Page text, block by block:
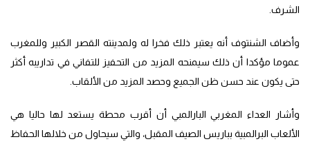
الشرف.
وأضاف الشنتوف أنه يعتبر ذلك فخرا له ولمدينته القصر الكبير وللمغرب
عموما مؤكدا أن ذلك سيمنحه المزيد من التحفيز للتفاني في تداريبه أكثر
حتى يكون عند حسن ظن الجميع وحصد المزيد من الألقاب.
وأشار العداء المغربي البارالمبي أن أقرب محطة يستعد لها حاليا هي
الألعاب البرالمبية بباريس الصيف المقبل، والتي سيحاول من خلالها الحفاظ